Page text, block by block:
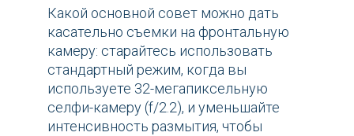
Какой основной совет можно дать
касательно съемки на фронтальную
камеру: старайтесь использовать
стандартный режим, когда вы
используете 32-мегапиксельную
селфи-камеру (f/2.2), и уменьшайте
интенсивность размытия, чтобы